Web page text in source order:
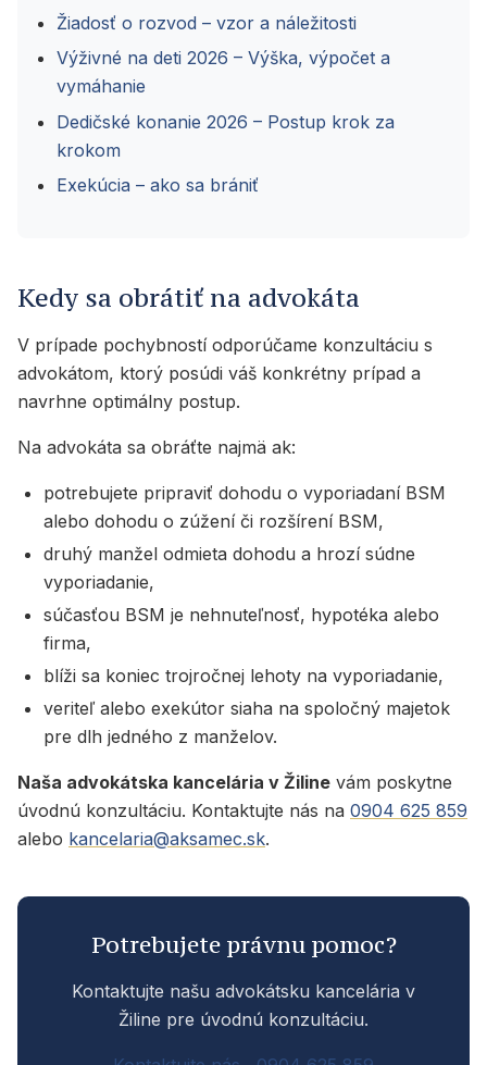
Žiadosť o rozvod – vzor a náležitosti
Výživné na deti 2026 – Výška, výpočet a
vymáhanie
Dedičské konanie 2026 – Postup krok za
krokom
Exekúcia – ako sa brániť
Kedy sa obrátiť na advokáta
V prípade pochybností odporúčame konzultáciu s
advokátom, ktorý posúdi váš konkrétny prípad a
navrhne optimálny postup.
Na advokáta sa obráťte najmä ak:
potrebujete pripraviť dohodu o vyporiadaní BSM
alebo dohodu o zúžení či rozšírení BSM,
druhý manžel odmieta dohodu a hrozí súdne
vyporiadanie,
súčasťou BSM je nehnuteľnosť, hypotéka alebo
firma,
blíži sa koniec trojročnej lehoty na vyporiadanie,
veriteľ alebo exekútor siaha na spoločný majetok
pre dlh jedného z manželov.
Naša advokátska kancelária v Žiline vám poskytne
úvodnú konzultáciu. Kontaktujte nás na 0904 625 859
alebo kancelaria@aksamec.sk.
Potrebujete právnu pomoc?
Kontaktujte našu advokátsku kancelária v
Žiline pre úvodnú konzultáciu.